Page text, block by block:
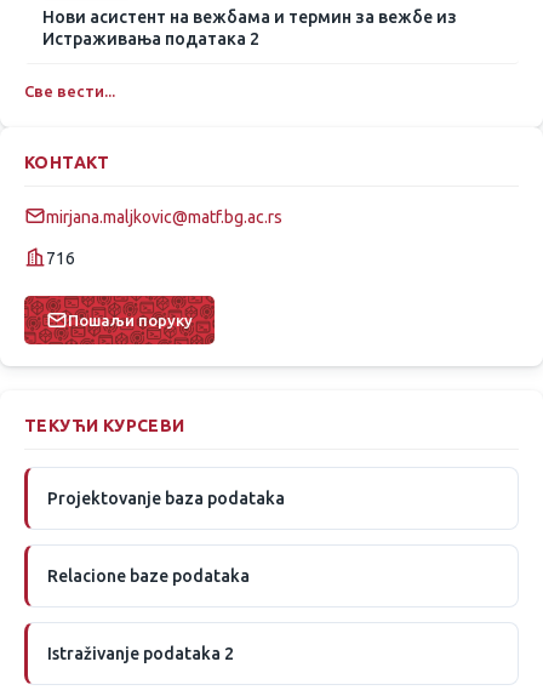
Нови асистент на вежбама и термин за вежбе из
Истраживања података 2
Све вести...
КОНТАКТ
mirjana.maljkovic@matf.bg.ac.rs
716
Пошаљи поруку
ТЕКУЋИ КУРСЕВИ
Projektovanje baza podataka
Relacione baze podataka
Istraživanje podataka 2